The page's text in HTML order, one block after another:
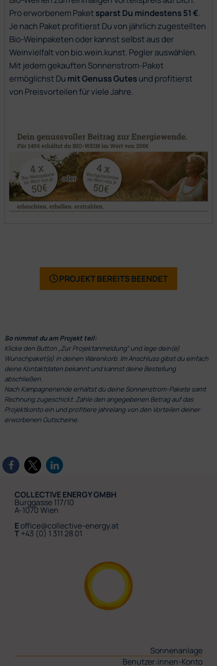
Pro erworbenem Paket sparst Du mindestens 51 €.
Je nach Paket profitierst Du von jährlich zugestellten
Bio-Weinpaketen oder kannst selbst aus der
Weinvielfalt von bio.wein.kunst. Pegler auswählen.
Mit jedem gekauften Sonnenstrom-Paket
ermöglichst Du mit Genuss Gutesund profitierst
von Preisvorteilen für viele Jahre.
PROJEKT BEREITS BEENDET
So nimmst du am Projekt teil:
Klicke den Button „Zur Projektanmeldung“ und lege dein(e)
Wunschpaket(e) in deinen Warenkorb. Im Anschluss gibst du einfach
deine Kontaktdaten bekannt und kannst deine Bestellung
abschließen.
Nach Kampagnenende erhältst du deine Sonnenstrom-Pakete samt
Rechnung zugeschickt. Zahle den angegebenen Betrag auf das
Projektkonto ein und profitiere jahrelang von den Vorteilen deiner
erworbenen Gutscheine.
COLLECTIVE ENERGY GMBH
Burggasse 117/10
A-1070 Wien
Eoffice@collective-energy.at
T+43 (0) 1 311 28 01
Sonnenanlage
Benutzer:innen-Konto